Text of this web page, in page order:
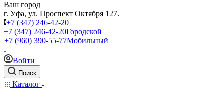
Ваш город
г. Уфа, ул. Проспект Октября 127
+7 (347) 246-42-20
+7 (347) 246-42-20Городской
+7 (960) 390-55-77Мобильный
Войти
Поиск
Каталог